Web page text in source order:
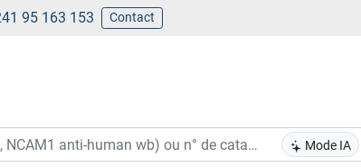
95 163 153 Contact
Mode IA